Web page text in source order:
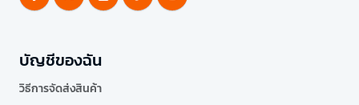
บัญชีของฉัน
วิธีการจัดส่งสินค้า